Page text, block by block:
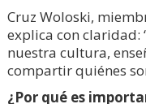
Cruz Woloski,
explica con claridad:
nuestra cultura,
compartir quiénes
¿Por qué es